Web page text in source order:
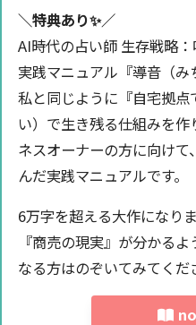
＼特典あり✨️／
AI時代の占い師 生存戦略
実践マニュアル『導音（み
私と同じように『自宅拠
い）で生き残る仕組みを
ネスオーナーの方に向け
んだ実践マニュアルです。
6万字を超える大作になり
『商売の現実』が分かる
なる方はのぞいてみてくだ